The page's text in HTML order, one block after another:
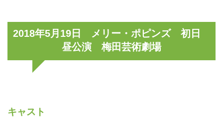
2018年5月19日 メリー・ポピンズ 初日
昼公演 梅田芸術劇場
キャスト